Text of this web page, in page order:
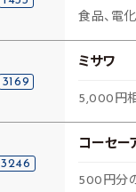
食品、電
3169
ミサワ
5,000円
3246
コーセー
500円分